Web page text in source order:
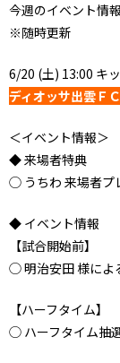
今週のイベント情報
※随時更新
6/20 (土) 13:00 キ
ディオッサ出雲Ｆ
＜イベント情報＞
◆ 来場者特典
◯ うちわ 来場者プ
◆ イベント情報
【試合開始前】
◯ 明治安田 様によ
【ハーフタイム】
◯ ハーフタイム抽